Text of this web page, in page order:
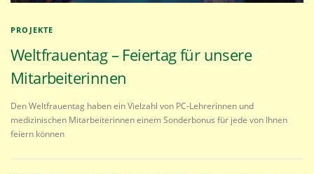
PROJEKTE
Weltfrauentag – Feiertag für unsere
Mitarbeiterinnen
Den Weltfrauentag haben ein Vielzahl von PC-Lehrerinnen und
medizinischen Mitarbeiterinnen einem Sonderbonus für jede von Ihnen
feiern können